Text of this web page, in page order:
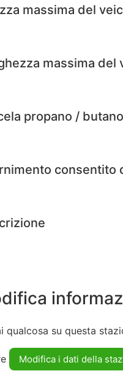
massima del
massima del
propano / butano
consentito
qualcosa su questa
Modifica i dati della